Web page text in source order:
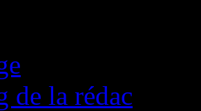
de la rédac